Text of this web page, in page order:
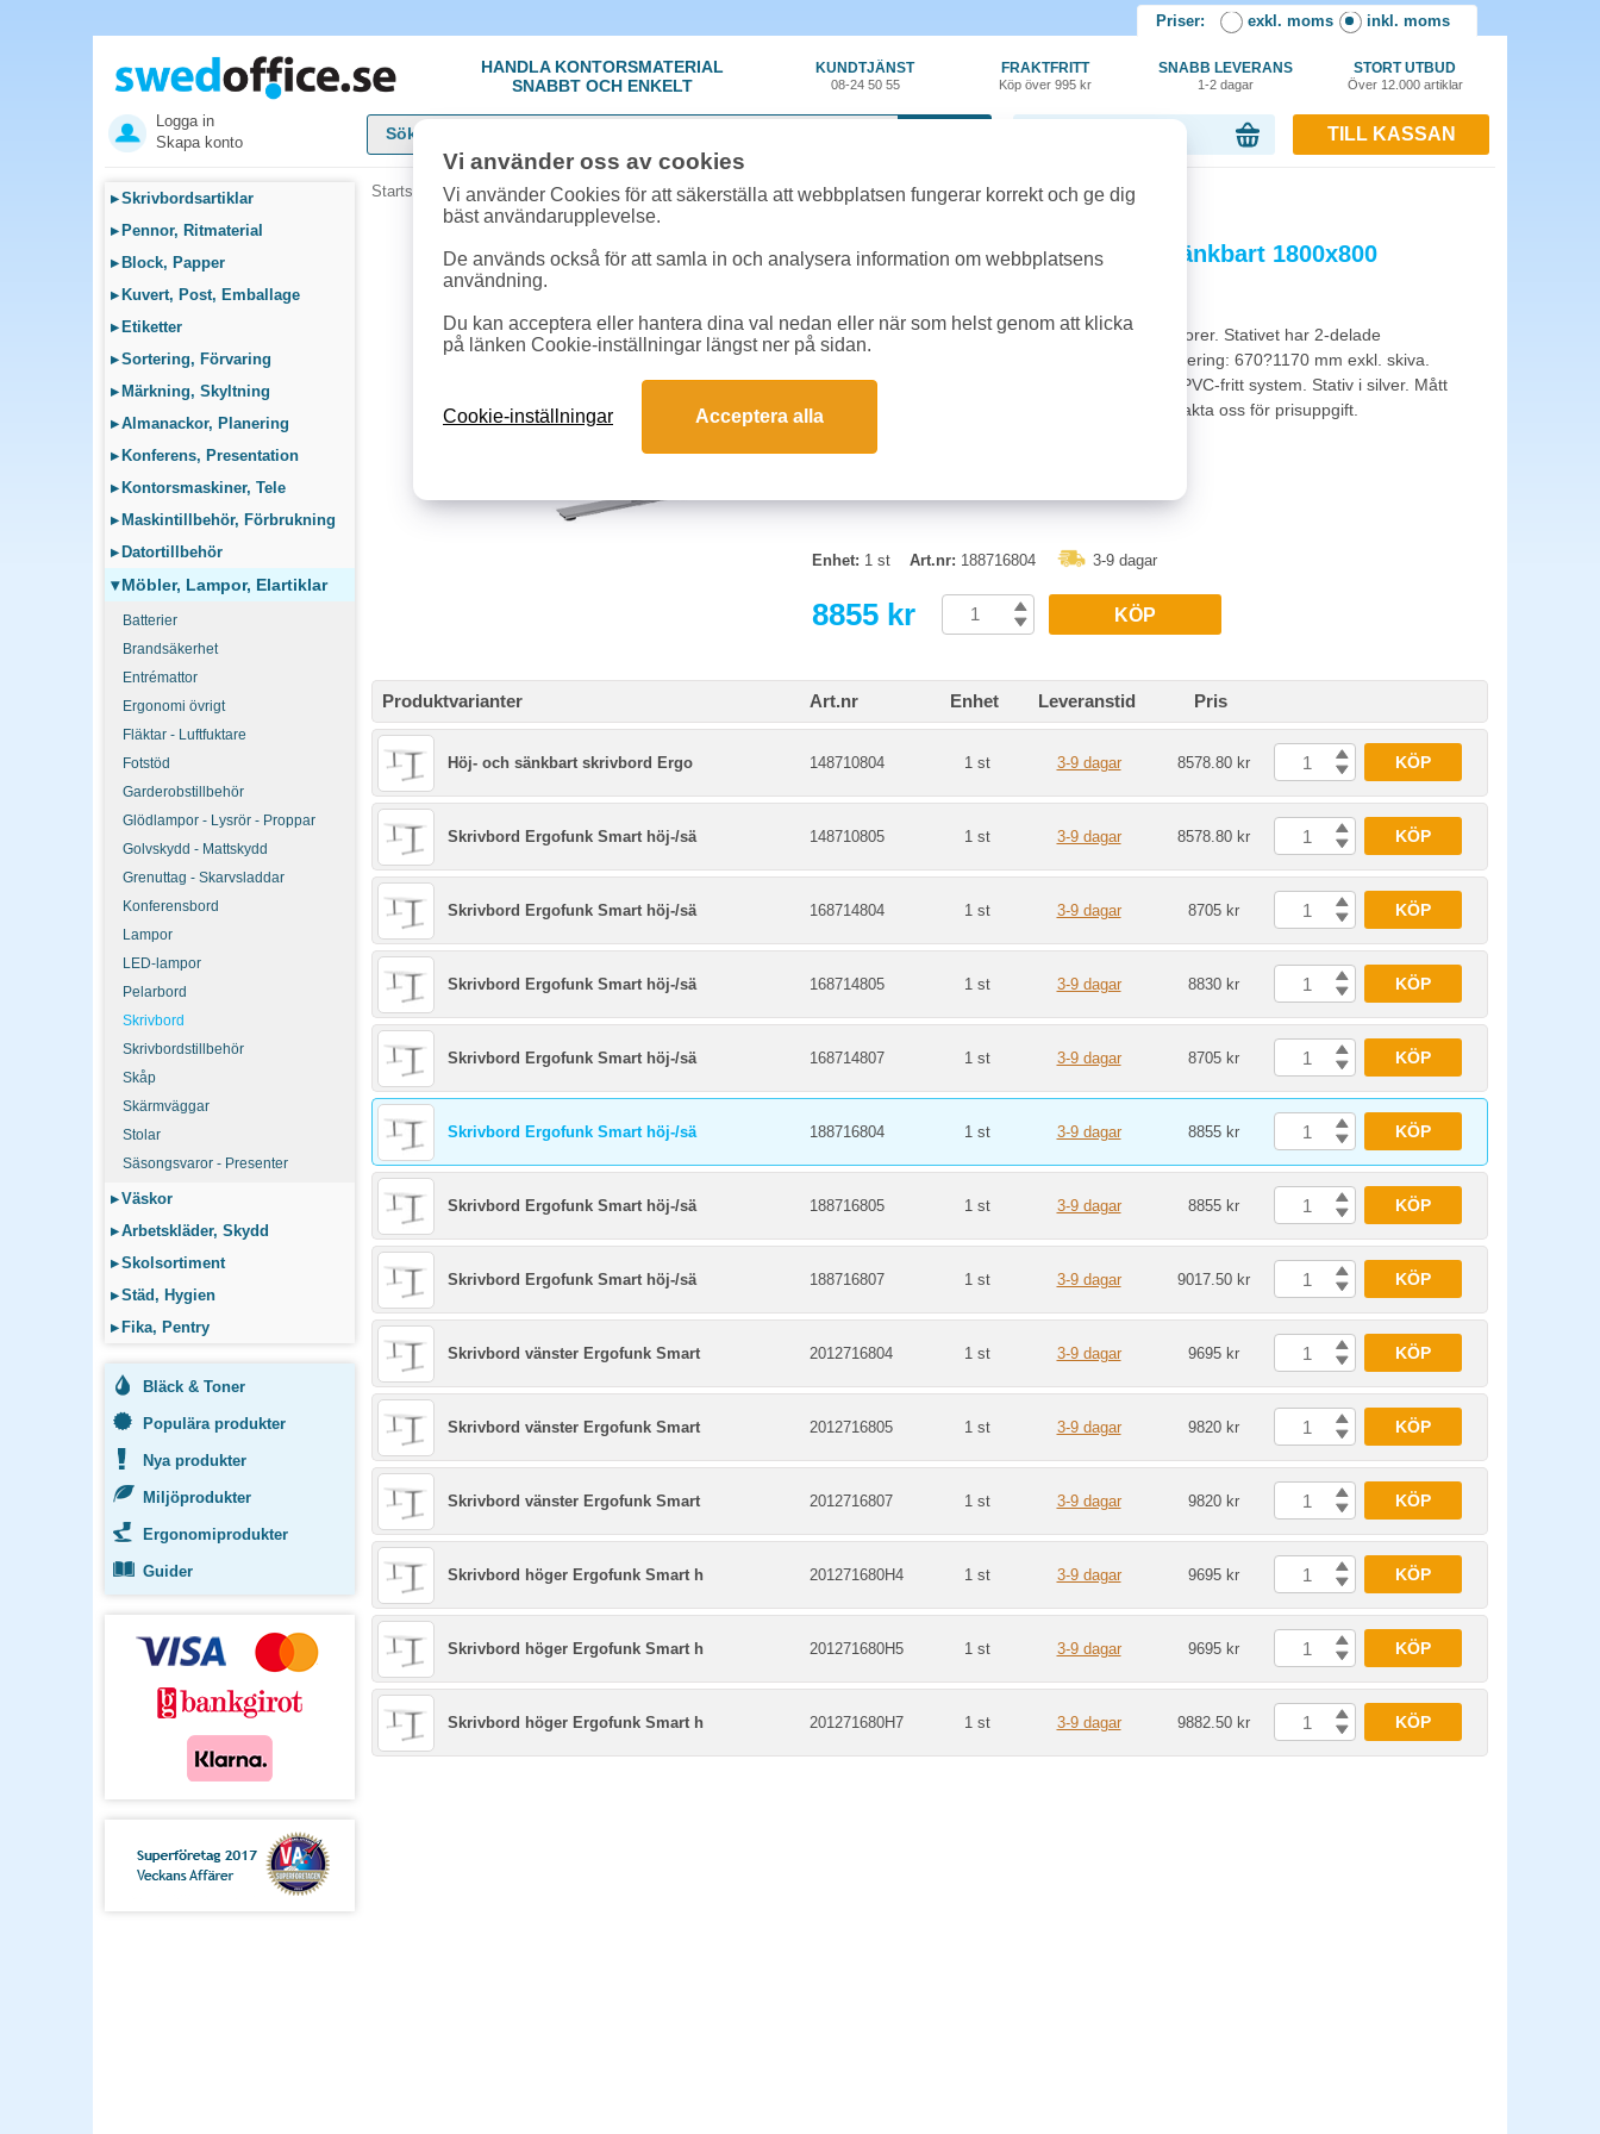
Priser: exkl. moms inkl. moms
HANDLA KONTORSMATERIAL
SNABBT OCH ENKELT
KUNDTJÄNST
08-24 50 55
FRAKTFRITT
Köp över 995 kr
SNABB LEVERANS
1-2 dagar
STORT UTBUD
Över 12.000 artiklar
Logga in
Skapa konto
TILL KASSAN
▸Skrivbordsartiklar
▸ Pennor, Ritmaterial
▸ Block, Papper
▸ Kuvert, Post, Emballage
▸ Etiketter
▸Sortering, Förvaring
▸ Märkning, Skyltning
▸Almanackor, Planering
▸ Konferens, Presentation
▸ Kontorsmaskiner, Tele
▸ Maskintillbehör, Förbrukning
▸ Datortillbehör
▾Möbler, Lampor, Elartiklar
Batterier
Brandsäkerhet
Entrémattor
Ergonomi övrigt
Fläktar - Luftfuktare
Fotstöd
Garderobstillbehör
Glödlampor - Lysrör - Proppar
Golvskydd - Mattskydd
Grenuttag - Skarvsladdar
Konferensbord
Lampor
LED-lampor
Pelarbord
Skrivbord
Skrivbordstillbehör
Skåp
Skärmväggar
Stolar
Säsongsvaror - Presenter
▸Väskor
▸Arbetskläder, Skydd
▸Skolsortiment
▸Städ, Hygien
▸ Fika, Pentry
Bläck & Toner
Populära produkter
Nya produkter
Miljöprodukter
Ergonomiprodukter
Guider
Startsida »Möbler, Lampor, Elartiklar»Skrivbord»Skrivbord Ergofunk Smart höj-/sänkbart 1800x800 bok/silver
Skrivbord Ergofunk Smart höj-/sänkbart 1800x800
Svensktillverkat stativ av hög kvalitet med två motorer. Stativet har 2-delade
rektangulära ben och slaglängd 500 mm. Höjdjustering: 670?1170 mm exkl. skiva.
Lyftkraft över 100 kg vid utbredd belastning. Helt PVC-fritt system. Stativ i silver. Mått
bordsskiva: 1800x800 mm. Frakt tillkommer, kontakta oss för prisuppgift.
Begränsad returrätt
Enhet: 1 st Art.nr: 188716804 3-9 dagar
8855 kr KÖP
Produktvarianter Art.nr Enhet Leveranstid Pris
Höj- och sänkbart skrivbord Ergo 148710804 1 st 3-9 dagar 8578.80 kr KÖP
Skrivbord Ergofunk Smart höj-/sä 148710805 1 st 3-9 dagar 8578.80 kr KÖP
Skrivbord Ergofunk Smart höj-/sä 168714804 1 st 3-9 dagar 8705 kr KÖP
Skrivbord Ergofunk Smart höj-/sä 168714805 1 st 3-9 dagar 8830 kr KÖP
Skrivbord Ergofunk Smart höj-/sä 168714807 1 st 3-9 dagar 8705 kr KÖP
Skrivbord Ergofunk Smart höj-/sä 188716804 1 st 3-9 dagar 8855 kr KÖP
Skrivbord Ergofunk Smart höj-/sä 188716805 1 st 3-9 dagar 8855 kr KÖP
Skrivbord Ergofunk Smart höj-/sä 188716807 1 st 3-9 dagar 9017.50 kr KÖP
Skrivbord vänster Ergofunk Smart 2012716804 1 st 3-9 dagar 9695 kr KÖP
Skrivbord vänster Ergofunk Smart 2012716805 1 st 3-9 dagar 9820 kr KÖP
Skrivbord vänster Ergofunk Smart 2012716807 1 st 3-9 dagar 9820 kr KÖP
Skrivbord höger Ergofunk Smart h 201271680H4 1 st 3-9 dagar 9695 kr KÖP
Skrivbord höger Ergofunk Smart h 201271680H5 1 st 3-9 dagar 9695 kr KÖP
Skrivbord höger Ergofunk Smart h 201271680H7 1 st 3-9 dagar 9882.50 kr KÖP
Vi använder oss av cookies
Vi använder Cookies för att säkerställa att webbplatsen fungerar korrekt och ge dig
bäst användarupplevelse.
De används också för att samla in och analysera information om webbplatsens
användning.
Du kan acceptera eller hantera dina val nedan eller när som helst genom att klicka
på länken Cookie-inställningar längst ner på sidan.
Cookie-inställningar Acceptera alla